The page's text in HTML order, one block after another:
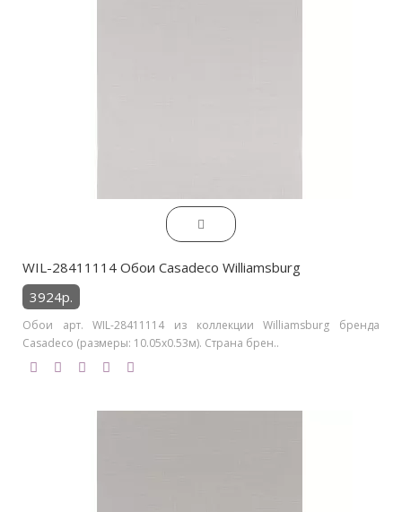
WIL-28411114 Обои Casadeco Williamsburg
3924р.
Обои арт. WIL-28411114 из коллекции Williamsburg бренда
Casadeco (размеры: 10.05х0.53м). Страна брен..